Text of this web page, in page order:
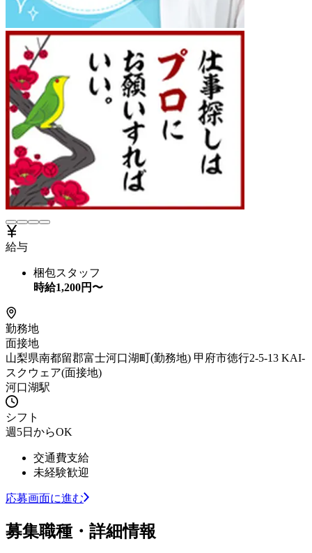
給与
梱包スタッフ
時給1,200円〜
勤務地
面接地
山梨県南都留郡富士河口湖町(勤務地) 甲府市徳行2-5-13 KAI-
スクウェア(面接地)
河口湖駅
シフト
週5日からOK
交通費支給
未経験歓迎
応募画面に進む
募集職種・詳細情報